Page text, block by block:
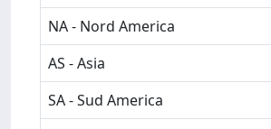
NA - Nord America
AS - Asia
SA - Sud America